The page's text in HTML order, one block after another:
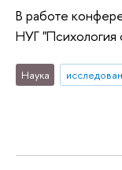
В работе
НУГ "Психология
Наука